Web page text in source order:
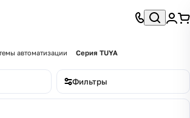
автоматизации Серия TUYA
Фильтры